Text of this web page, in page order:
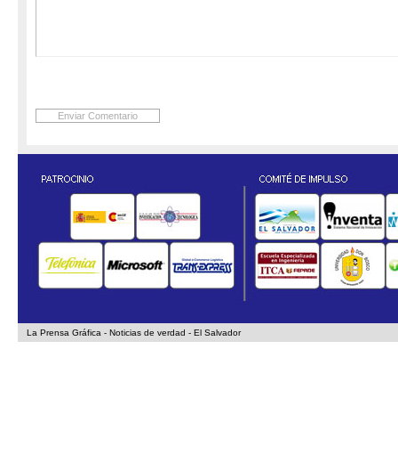
La Prensa Gráfica - Noticias de verdad - El Salvador